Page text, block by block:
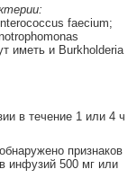
faecium;
иметь и Burkholderia
в течение 1 или 4 ч
признаков
инфузий 500 мг или